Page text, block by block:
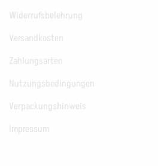
Widerrufsbelehrung
Versandkosten
Zahlungsarten
Nutzungsbedingungen
Verpackungshinweis
Impressum